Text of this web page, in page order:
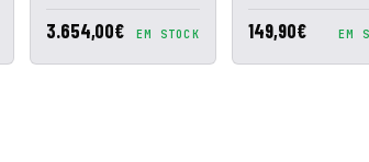
3.654,00€ EM STOCK 149,90€ EM